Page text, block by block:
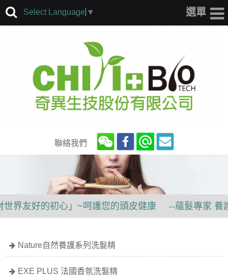
Select Language ▼
聯絡我們
初心」~呵護您的頭皮健康 --蘊髮專家 養護您的頭
Nature自然養護系列洗髮精
EXE PLUS 法國香氛洗髮精